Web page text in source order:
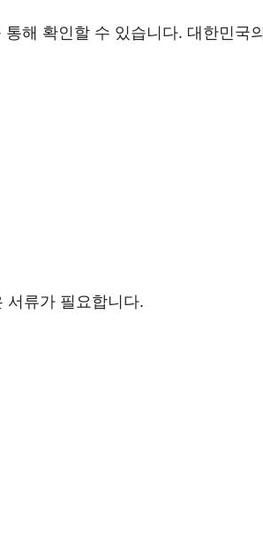
해 확인할 수 있습니다. 대한민국
서류가 필요합니다.